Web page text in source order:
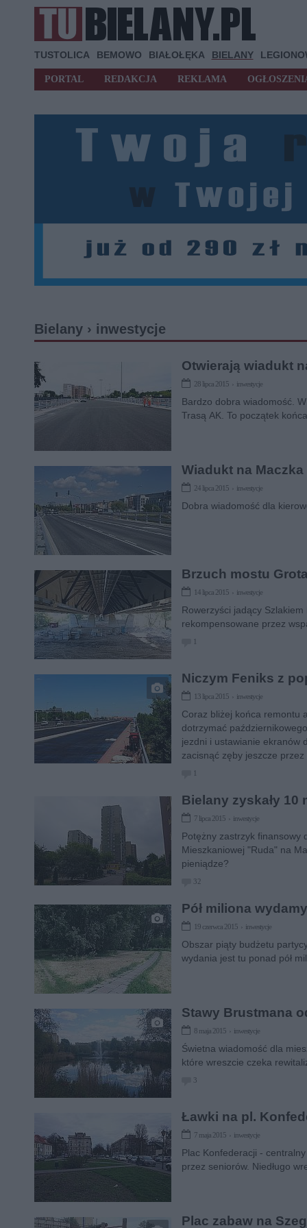
TUSTOLICA BEMOWO BIAŁOŁĘKA BIELANY
PORTAL REDAKCJA REKLAMA
Bielany › inwestycje
Otwierają wiadukt
28 lipca 2015 › inwestycje
Bardzo dobra wiadomość.
Trasą AK. To początek
Wiadukt na
24 lipca 2015 › inwestycje
Dobra wiadomość dla
Brzuch mostu
14 lipca 2015 › inwestycje
Rowerzyści jadący
rekompensowane przez
Niczym Feniks z
13 lipca 2015 › inwestycje
Coraz bliżej końca remontu
dotrzymać
jezdni i ustawianie ekranów
zacisnąć zęby jeszcze przez
Bielany zyskały 10
7 lipca 2015 › inwestycje
Potężny zastrzyk finansowy
Mieszkaniowej "Ruda" na
pieniądze?
32
Pół miliona
19 czerwca 2015 › inwestycje
Obszar piąty budżetu
wydania jest tu ponad pół
Stawy Brustmana
8 maja 2015 › inwestycje
Świetna wiadomość dla
które wreszcie czeka
3
Ławki na pl.
7 maja 2015 › inwestycje
Plac Konfederacji -
przez seniorów. Niedługo
Plac zabaw na